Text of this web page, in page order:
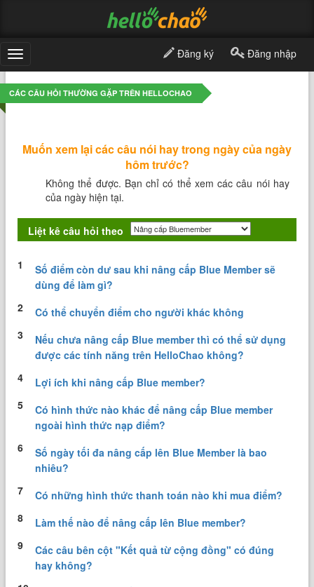
Toggle
navigation
Đăng ký Đăng nhập
CÁC CÂU HỎI THƯỜNG GẶP TRÊN HELLOCHAO
Muốn xem lại các câu nói hay trong ngày của ngày
hôm trước?
Không thể được. Bạn chỉ có thể xem các câu nói hay
của ngày hiện tại.
Liệt kê câu hỏi theo
1
Số điểm còn dư sau khi nâng cấp Blue Member sẽ
dùng để làm gì?
2
Có thể chuyển điểm cho người khác không
3
Nếu chưa nâng cấp Blue member thì có thể sử dụng
được các tính năng trên HelloChao không?
4
Lợi ích khi nâng cấp Blue member?
5
Có hình thức nào khác để nâng cấp Blue member
ngoài hình thức nạp điểm?
6
Số ngày tối đa nâng cấp lên Blue Member là bao
nhiêu?
7
Có những hình thức thanh toán nào khi mua điểm?
8
Làm thế nào để nâng cấp lên Blue member?
9
Các câu bên cột "Kết quả từ cộng đồng" có đúng
hay không?